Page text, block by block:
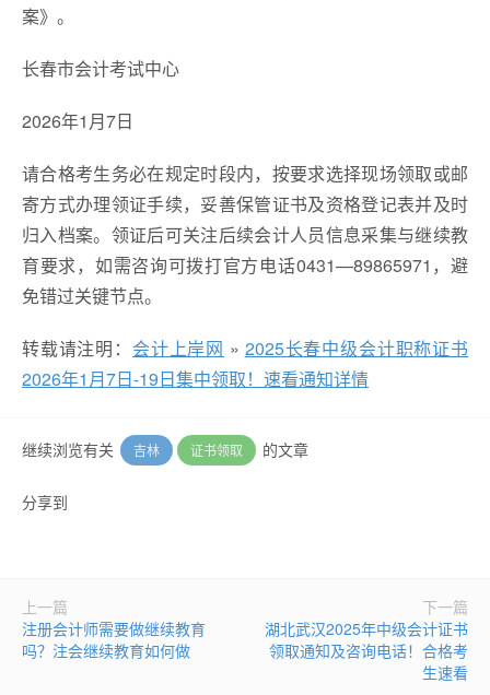
案》。
长春市会计考试中心
2026年1月7日
请合格考生务必在规定时段内，按要求选择现场领取或邮
寄方式办理领证手续，妥善保管证书及资格登记表并及时
归入档案。领证后可关注后续会计人员信息采集与继续教
育要求，如需咨询可拨打官方电话0431—89865971，避
免错过关键节点。
转载请注明： 会计上岸网 » 2025长春中级会计职称证书
2026年1月7日-19日集中领取！速看通知详情
继续浏览有关 吉林 证书领取 的文章
分享到
上一篇
注册会计师需要做继续教育
吗？注会继续教育如何做
下一篇
湖北武汉2025年中级会计证书
领取通知及咨询电话！合格考
生速看